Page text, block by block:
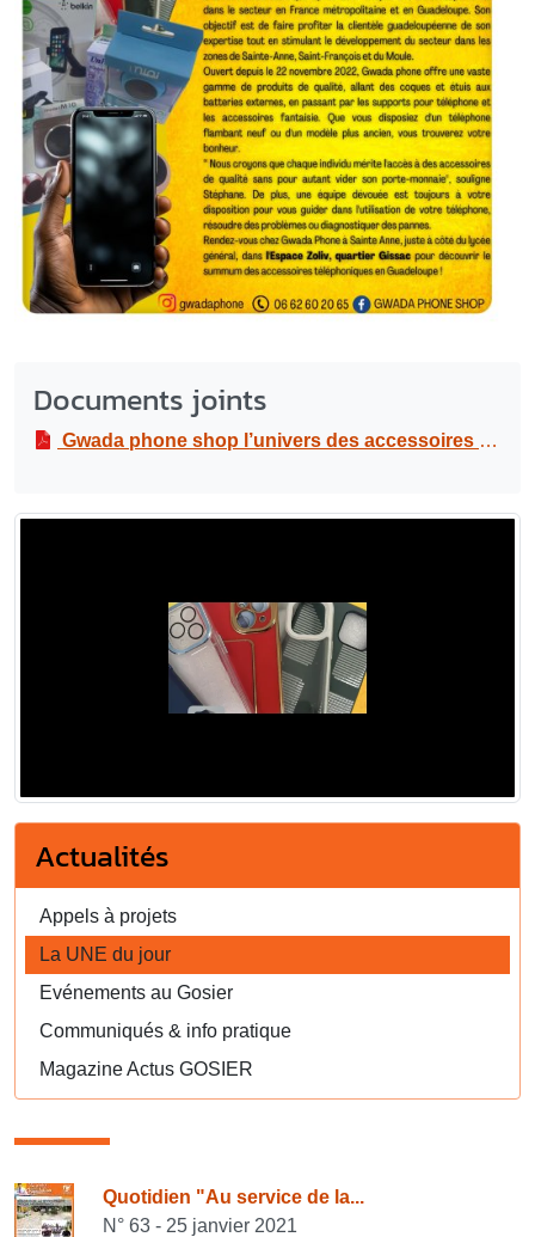
Documents joints
Gwada phone shop l’univers des accessoires téléphonique
Actualités
Appels à projets
La UNE du jour
Evénements au Gosier
Communiqués & info pratique
Magazine Actus GOSIER
Consulter également
Quotidien "Au service de la...
N° 63 - 25 janvier 2021